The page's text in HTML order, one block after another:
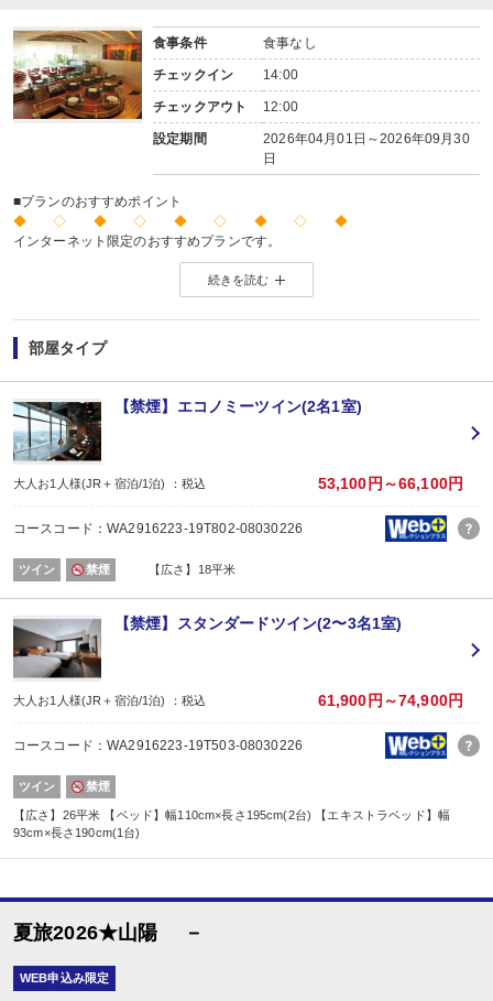
食事条件 食事なし
チェックイン 14:00
チェックアウト 12:00
設定期間
2026年04月01日～2026年09月30
日
■プランのおすすめポイント
◆ ◇ ◆ ◇ ◆ ◇ ◆ ◇ ◆
インターネット限定のおすすめプランです。
※店頭・電話・メールでのお問合せや申込みは出来ません。
◆ ◇ ◆ ◇ ◆ ◇ ◆ ◇ ◆
続きを読む
部屋タイプ
【禁煙】エコノミーツイン(2名1室)
大人お1人様(JR＋宿泊/1泊) ：税込 53,100円～66,100円
コースコード：WA2916223-19T802-08030226
ツイン 禁煙 【広さ】18平米
【禁煙】スタンダードツイン(2〜3名1室)
大人お1人様(JR＋宿泊/1泊) ：税込 61,900円～74,900円
コースコード：WA2916223-19T503-08030226
ツイン 禁煙
【広さ】26平米 【ベッド】幅110cm×長さ195cm(2台) 【エキストラベッド】幅
93cm×長さ190cm(1台)
夏旅2026★山陽 －
WEB申込み限定